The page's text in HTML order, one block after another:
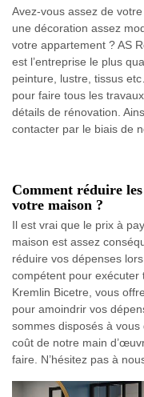
Avez-vous assez de
une décoration assez
votre appartement ? AS
est l’entreprise le plus
peinture, lustre, tissus
pour faire tous les
détails de rénovation.
contacter par le biais de
Comment réduire
votre maison ?
Il est vrai que le prix à
maison est assez
réduire vos dépenses
compétent pour exécuter
Kremlin Bicetre, vous
pour amoindrir vos
sommes disposés à
coût de notre main
faire. N’hésitez pas à